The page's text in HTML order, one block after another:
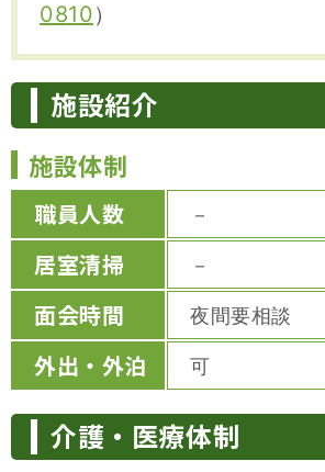
0810）
施設紹介
施設体制
職員人数 －
居室清掃 －
面会時間 夜間要相談
外出・外泊 可
介護・医療体制